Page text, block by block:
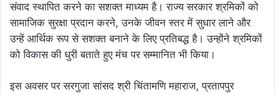
संवाद स्थापित करने का सशक्त माध्यम है। राज्य सरकार श्रमिकों को
सामाजिक सुरक्षा प्रदान करने, उनके जीवन स्तर में सुधार लाने और
उन्हें आर्थिक रूप से सशक्त बनाने के लिए प्रतिबद्ध है। उन्होंने श्रमिकों
को विकास की धुरी बताते हुए मंच पर सम्मानित भी किया।
इस अवसर पर सरगुजा सांसद श्री चिंतामणि महाराज, प्रतापपुर